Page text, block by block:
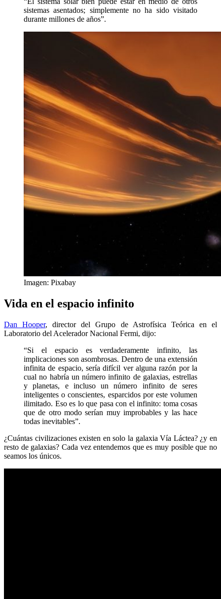
sistemas asentados; simplemente no ha sido visitado
durante millones de años”.
Imagen: Pixabay
Vida en el espacio infinito
Dan Hooper, director del Grupo de Astrofísica Teórica en el
Laboratorio del Acelerador Nacional Fermi, dijo:
“Si el espacio es verdaderamente infinito, las
implicaciones son asombrosas. Dentro de una extensión
infinita de espacio, sería difícil ver alguna razón por la
cual no habría un número infinito de galaxias, estrellas
y planetas, e incluso un número infinito de seres
inteligentes o conscientes, esparcidos por este volumen
ilimitado. Eso es lo que pasa con el infinito: toma cosas
que de otro modo serían muy improbables y las hace
todas inevitables”.
¿Cuántas civilizaciones existen en solo la galaxia Vía Láctea? ¿y en
resto de galaxias? Cada vez entendemos que es muy posible que no
seamos los únicos.